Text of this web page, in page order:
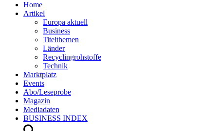
Home
Artikel
Europa aktuell
Business
Titelthemen
Länder
Recyclingrohstoffe
Technik
Marktplatz
Events
Abo/Leseprobe
Magazin
Mediadaten
BUSINESS INDEX